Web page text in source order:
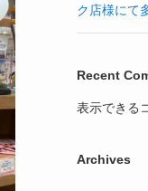
ク店様にて
Recent
表示できる
Archives